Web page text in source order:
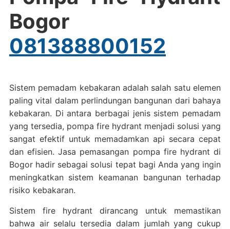
Bogor
081388800152
Sistem pemadam kebakaran adalah salah satu elemen
paling vital dalam perlindungan bangunan dari bahaya
kebakaran. Di antara berbagai jenis sistem pemadam
yang tersedia, pompa fire hydrant menjadi solusi yang
sangat efektif untuk memadamkan api secara cepat
dan efisien. Jasa pemasangan pompa fire hydrant di
Bogor hadir sebagai solusi tepat bagi Anda yang ingin
meningkatkan sistem keamanan bangunan terhadap
risiko kebakaran.
Sistem fire hydrant dirancang untuk memastikan
bahwa air selalu tersedia dalam jumlah yang cukup